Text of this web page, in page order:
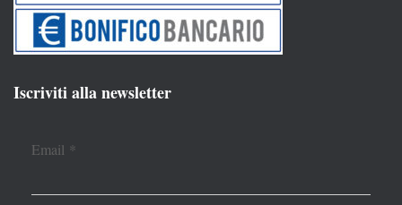
Iscriviti alla newsletter
Email *